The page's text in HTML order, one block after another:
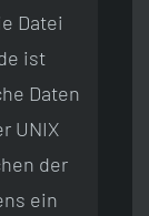
Datei
ist
Daten
UNIX
der
ein